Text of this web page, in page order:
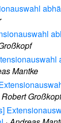
Mantke
Robert Großkopf